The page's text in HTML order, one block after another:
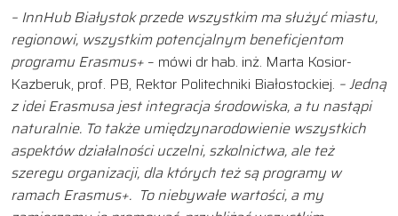
– InnHub Białystok przede wszystkim ma służyć miastu,
regionowi, wszystkim potencjalnym beneficjentom
programu Erasmus+ – mówi dr hab. inż. Marta Kosior-
Kazberuk, prof. PB, Rektor Politechniki Białostockiej. – Jedną
z idei Erasmusa jest integracja środowiska, a tu nastąpi
naturalnie. To także umiędzynarodowienie wszystkich
aspektów działalności uczelni, szkolnictwa, ale też
szeregu organizacji, dla których też są programy w
ramach Erasmus+. To niebywałe wartości, a my